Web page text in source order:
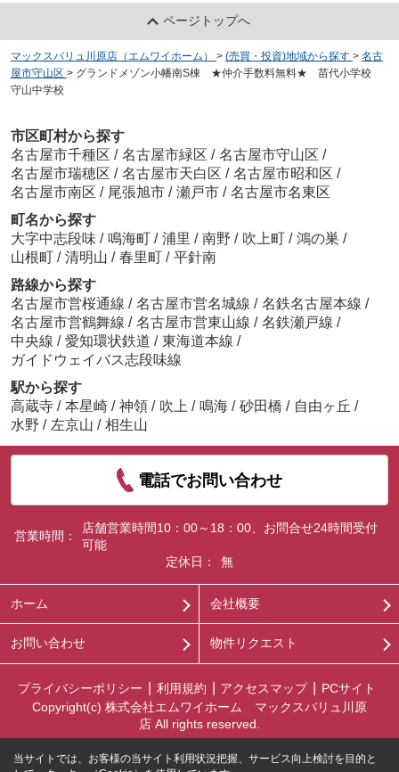
ページトップへ
マックスバリュ川原店（エムワイホーム） > (売買・投資)地域から探す > 名古
屋市守山区 > グランドメゾン小幡南S棟 ★仲介手数料無料★ 苗代小学校
守山中学校
市区町村から探す
名古屋市千種区 / 名古屋市緑区 / 名古屋市守山区 /
名古屋市瑞穂区 / 名古屋市天白区 / 名古屋市昭和区 /
名古屋市南区 / 尾張旭市 / 瀬戸市 / 名古屋市名東区
町名から探す
大字中志段味 / 鳴海町 / 浦里 / 南野 / 吹上町 / 鴻の巣 /
山根町 / 清明山 / 春里町 / 平針南
路線から探す
名古屋市営桜通線 / 名古屋市営名城線 / 名鉄名古屋本線 /
名古屋市営鶴舞線 / 名古屋市営東山線 / 名鉄瀬戸線 /
中央線 / 愛知環状鉄道 / 東海道本線 /
ガイドウェイバス志段味線
駅から探す
高蔵寺 / 本星崎 / 神領 / 吹上 / 鳴海 / 砂田橋 / 自由ヶ丘 /
水野 / 左京山 / 相生山
電話でお問い合わせ
営業時間：
店舗営業時間10：00～18：00、お問合せ24時間受付
可能
定休日：
無
ホーム 会社概要
お問い合わせ 物件リクエスト
プライバシーポリシー 利用規約 アクセスマップ
PCサイト
Copyright(c) 株式会社エムワイホーム マックスバリュ川原
店 All rights reserved.
当サイトでは、お客様の当サイト利用状況把握、サービス向上検討を目的と